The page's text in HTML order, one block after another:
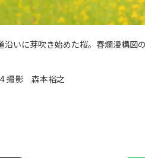
沿いに芽吹き始めた桜。春爛漫構図
撮影 森本裕之